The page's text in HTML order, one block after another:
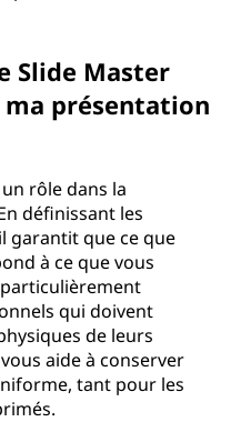
Slide Master
présentation
rôle dans la
définissant les
garantit que ce que
à ce que vous
qui doivent
de leurs
aide à conserver
tant pour les